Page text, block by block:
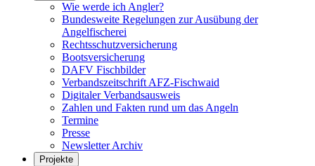
Wie werde ich Angler?
Bundesweite Regelungen zur Ausübung der
Angelfischerei
Rechtsschutzversicherung
Bootsversicherung
DAFV Fischbilder
Verbandszeitschrift AFZ-Fischwaid
Digitaler Verbandsausweis
Zahlen und Fakten rund um das Angeln
Termine
Presse
Newsletter Archiv
Projekte